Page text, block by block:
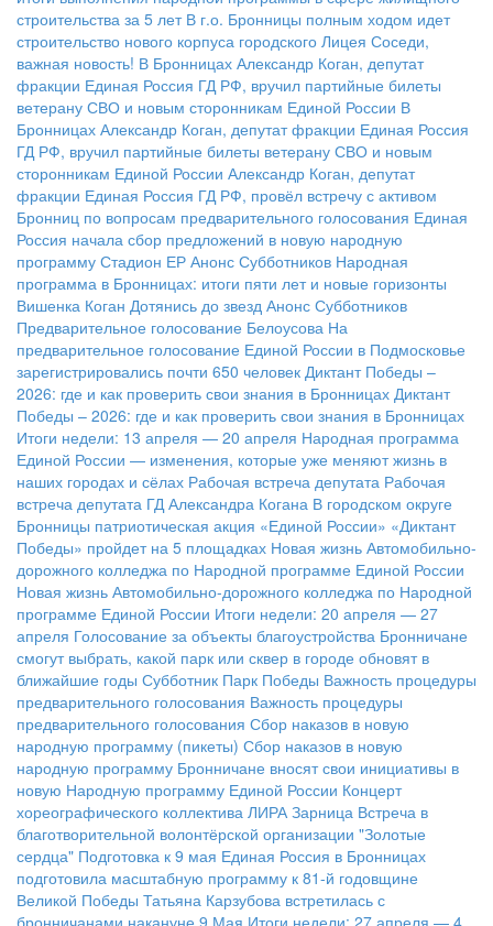
строительства за 5 лет В г.о. Бронницы полным ходом идет
строительство нового корпуса городского Лицея Соседи,
важная новость! В Бронницах Александр Коган, депутат
фракции Единая Россия ГД РФ, вручил партийные билеты
ветерану СВО и новым сторонникам Единой России В
Бронницах Александр Коган, депутат фракции Единая Россия
ГД РФ, вручил партийные билеты ветерану СВО и новым
сторонникам Единой России Александр Коган, депутат
фракции Единая Россия ГД РФ, провёл встречу с активом
Бронниц по вопросам предварительного голосования Единая
Россия начала сбор предложений в новую народную
программу Стадион ЕР Анонс Субботников Народная
программа в Бронницах: итоги пяти лет и новые горизонты
Вишенка Коган Дотянись до звезд Анонс Субботников
Предварительное голосование Белоусова На
предварительное голосование Единой России в Подмосковье
зарегистрировались почти 650 человек Диктант Победы –
2026: где и как проверить свои знания в Бронницах Диктант
Победы – 2026: где и как проверить свои знания в Бронницах
Итоги недели: 13 апреля — 20 апреля Народная программа
Единой России — изменения, которые уже меняют жизнь в
наших городах и сёлах Рабочая встреча депутата Рабочая
встреча депутата ГД Александра Когана В городском округе
Бронницы патриотическая акция «Единой России» «Диктант
Победы» пройдет на 5 площадках Новая жизнь Автомобильно-
дорожного колледжа по Народной программе Единой России
Новая жизнь Автомобильно-дорожного колледжа по Народной
программе Единой России Итоги недели: 20 апреля — 27
апреля Голосование за объекты благоустройства Бронничане
смогут выбрать, какой парк или сквер в городе обновят в
ближайшие годы Субботник Парк Победы Важность процедуры
предварительного голосования Важность процедуры
предварительного голосования Сбор наказов в новую
народную программу (пикеты) Сбор наказов в новую
народную программу Бронничане вносят свои инициативы в
новую Народную программу Единой России Концерт
хореографического коллектива ЛИРА Зарница Встреча в
благотворительной волонтёрской организации "Золотые
сердца" Подготовка к 9 мая Единая Россия в Бронницах
подготовила масштабную программу к 81-й годовщине
Великой Победы Татьяна Карзубова встретилась с